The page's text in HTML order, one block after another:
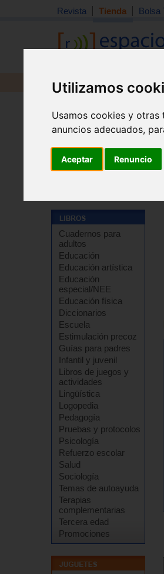
Utilizamos
Usamos cookies y
anuncios adecuados,
Aceptar Renuncio
Revista Tienda Bolsa
Revista Libros
Cuadernos para
adultos
Educación
Educación artística
Educación
especial/NEE
Educación física
Diccionarios
Escuela
Estimulación precoz
Guías para padres
Infantil y juvenil
Libros de juegos y
actividades
Lingüística
Logopedia
Pedagogía
Pruebas y protocolos
Psicología
Refuerzo escolar
Salud
Sociología
Temas de autoayuda
Terapias
complementarias
Tercera edad
Promociones